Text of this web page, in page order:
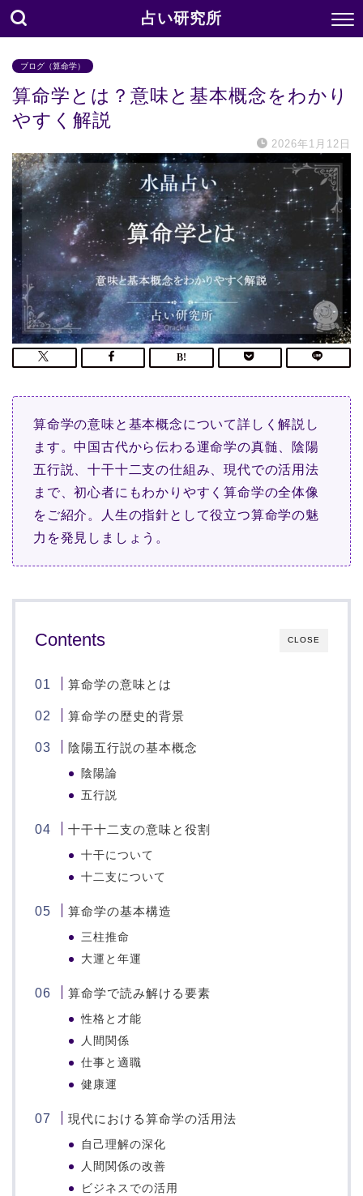
占い研究所
ブログ（算命学）
算命学とは？意味と基本概念をわかり
やすく解説
2026年1月12日
算命学の意味と基本概念について詳しく解説し
ます。中国古代から伝わる運命学の真髄、陰陽
五行説、十干十二支の仕組み、現代での活用法
まで、初心者にもわかりやすく算命学の全体像
をご紹介。人生の指針として役立つ算命学の魅
力を発見しましょう。
CLOSE
Contents
算命学の意味とは
算命学の歴史的背景
陰陽五行説の基本概念
陰陽論
五行説
十干十二支の意味と役割
十干について
十二支について
算命学の基本構造
三柱推命
大運と年運
算命学で読み解ける要素
性格と才能
人間関係
仕事と適職
健康運
現代における算命学の活用法
自己理解の深化
人間関係の改善
ビジネスでの活用